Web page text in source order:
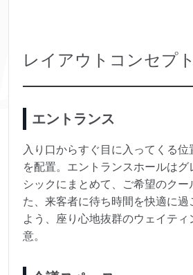
レイアウトコンセプト
エントランス
入り口からすぐ目に入ってくる
を配置。エントランスホールは
シックにまとめて、ご希望のクー
た、来客者に待ち時間を快適に過
よう、座り心地抜群のウェイテ
意。